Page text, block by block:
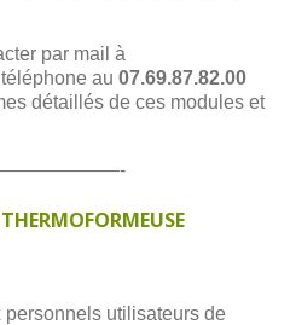
par mail à
au 07.69.87.82.00
détaillés de ces modules et
utilisateurs de